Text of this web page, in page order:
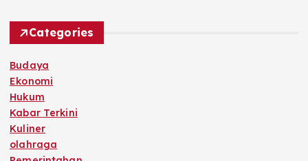
Categories
Budaya
Ekonomi
Hukum
Kabar Terkini
Kuliner
olahraga